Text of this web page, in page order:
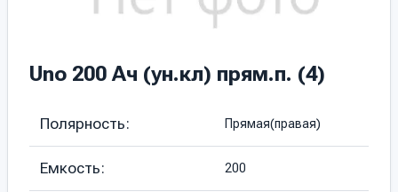
Uno 200 Ач (ун.кл) прям.п. (4)
Полярность: Прямая(правая)
Емкость: 200